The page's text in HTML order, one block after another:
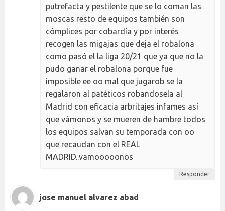
putrefacta y pestilente que se lo coman las
moscas resto de equipos también son
cómplices por cobardía y por interés
recogen las migajas que deja el robalona
como pasó el la liga 20/21 que ya que no la
pudo ganar el robalona porque fue
imposible ee oo mal que jugarob se la
regalaron al patéticos robandosela al
Madrid con eficacia arbritajes infames así
que vámonos y se mueren de hambre todos
los equipos salvan su temporada con oo
que recaudan con el REAL
MADRID..vamooooonos
Responder
jose manuel alvarez abad